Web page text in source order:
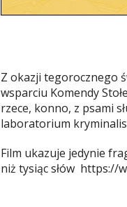
Z okazji tegorocznego
wsparciu Komendy
rzece, konno, z psami
laboratorium
Film ukazuje jedynie
niż tysiąc słów https://